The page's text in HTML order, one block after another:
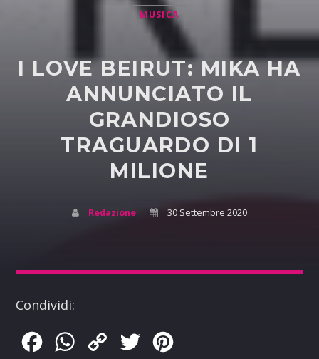
MUSICA
I LOVE BEIRUT: MIKA HA
ANNUNCIATO IL
GRANDIOSO
TRAGUARDO DI 1
MILIONE
Redazione 30 Settembre 2020
Condividi:
FacebookWhatsApp
Copy
Twitter